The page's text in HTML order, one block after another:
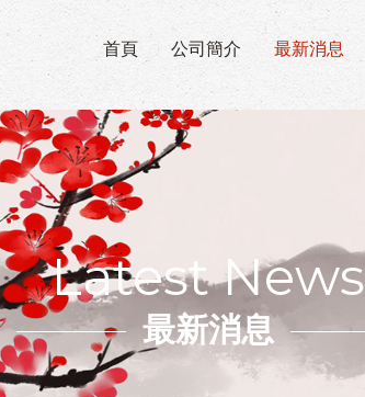
首頁 公司簡介 最新消息
Latest News
最新消息